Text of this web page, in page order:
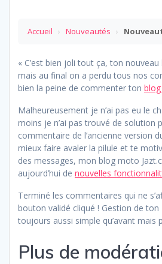
Accueil › Nouveautés ›
« C’est bien joli tout ça, ton
mais au final on a perdu tous nos
bien la peine de commenter ton
Malheureusement je n’ai pas eu le
moins je n’ai pas trouvé de solution
commentaire de l’ancienne version
mieux faire avaler la pilule et te
des messages, mon blog moto
aujourd’hui de nouvelles
Terminé les commentaires qui ne
bouton validé cliqué ! Gestion de
toujours aussi simple qu’avant mais
Plus de